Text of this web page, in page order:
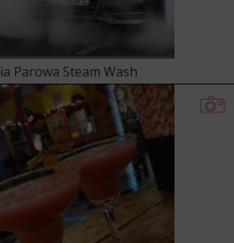
Parowa Steam Wash